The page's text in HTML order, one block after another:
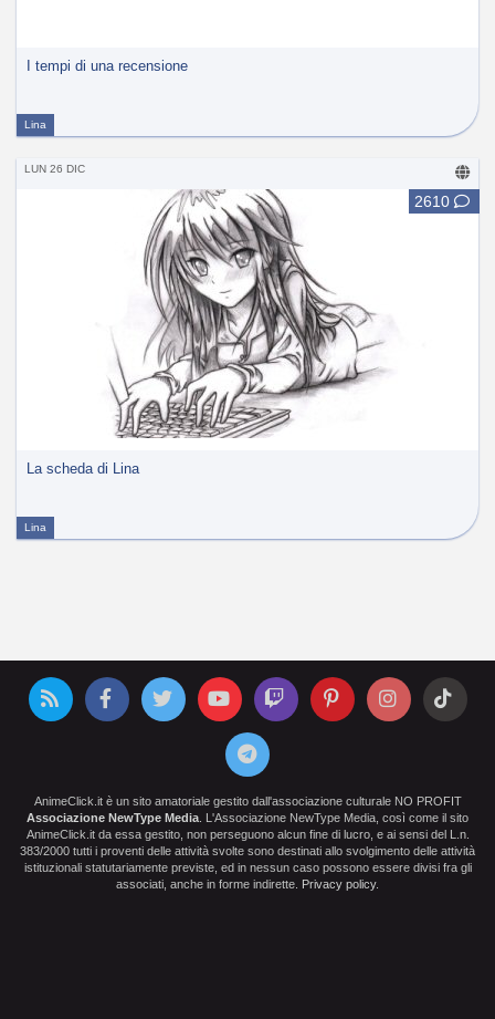
I tempi di una recensione
Lina
LUN 26 DIC
2610
La scheda di Lina
Lina
AnimeClick.it è un sito amatoriale gestito dall'associazione culturale NO PROFIT
Associazione NewType Media . L'Associazione NewType Media, così come il sito
AnimeClick.it da essa gestito, non perseguono alcun fine di lucro, e ai sensi del L.n.
383/2000 tutti i proventi delle attività svolte sono destinati allo svolgimento delle attività
istituzionali statutariamente previste, ed in nessun caso possono essere divisi fra gli
associati, anche in forme indirette. Privacy policy.